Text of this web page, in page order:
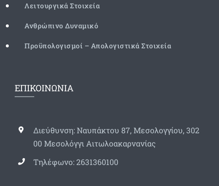
Λειτουργικά Στοιχεία
Ανθρώπινο Δυναμικό
Προϋπολογισμοί – Απολογιστικά Στοιχεία
ΕΠΙΚΟΙΝΩΝΙΑ
Διεύθυνση: Ναυπάκτου 87, Μεσολογγίου, 302
00 Μεσολόγγι Αιτωλοακαρνανίας
Τηλέφωνο: 2631360100